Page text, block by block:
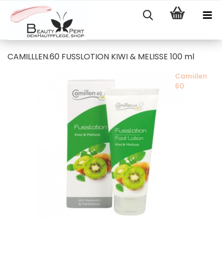
CAMILLLEN.60 FUSSLOTION KIWI & MELISSE 100 ml
Camiilen
60